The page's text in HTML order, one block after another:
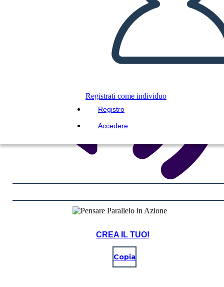
Registrati come individuo
Registro
Accedere
CREA IL TUO!
Copia